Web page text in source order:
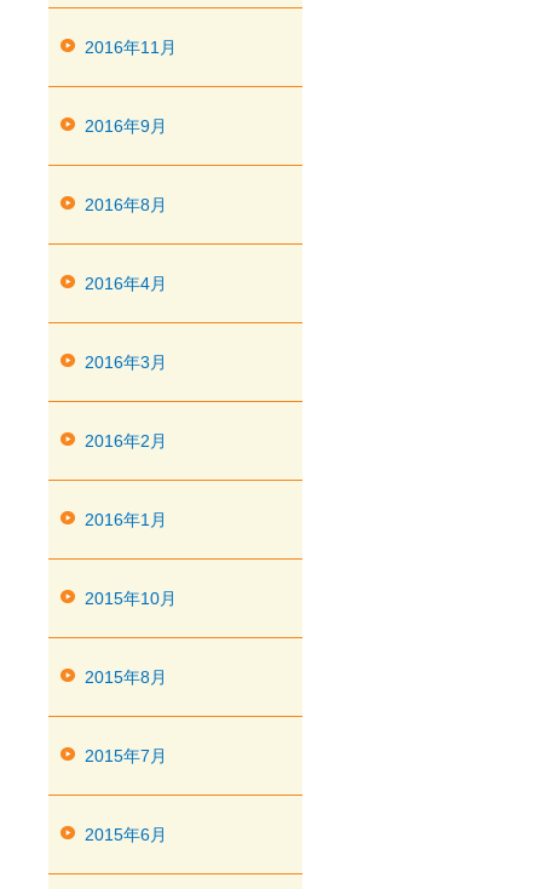
2016年11月
2016年9月
2016年8月
2016年4月
2016年3月
2016年2月
2016年1月
2015年10月
2015年8月
2015年7月
2015年6月